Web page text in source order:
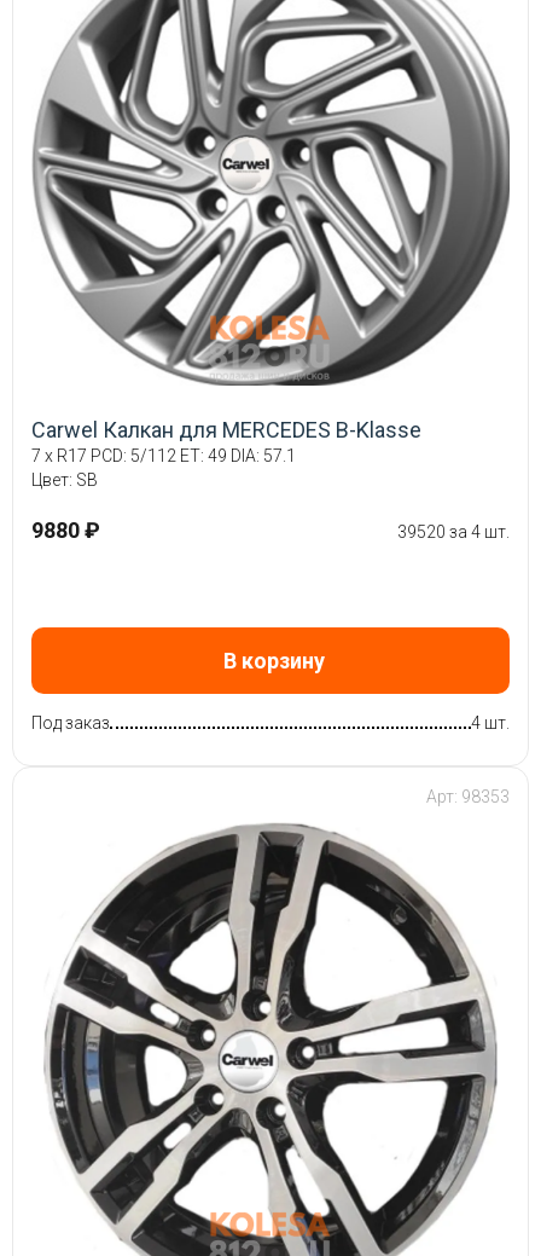
Carwel Калкан для MERCEDES B-Klasse
7 x R17 PCD: 5/112 ET: 49 DIA: 57.1
Цвет: SB
9880 ₽ 39520 за 4 шт.
В корзину
Под заказ 4 шт.
Арт: 98353